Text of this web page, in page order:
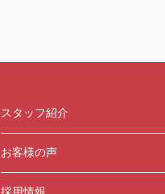
スタッフ紹介
お客様の声